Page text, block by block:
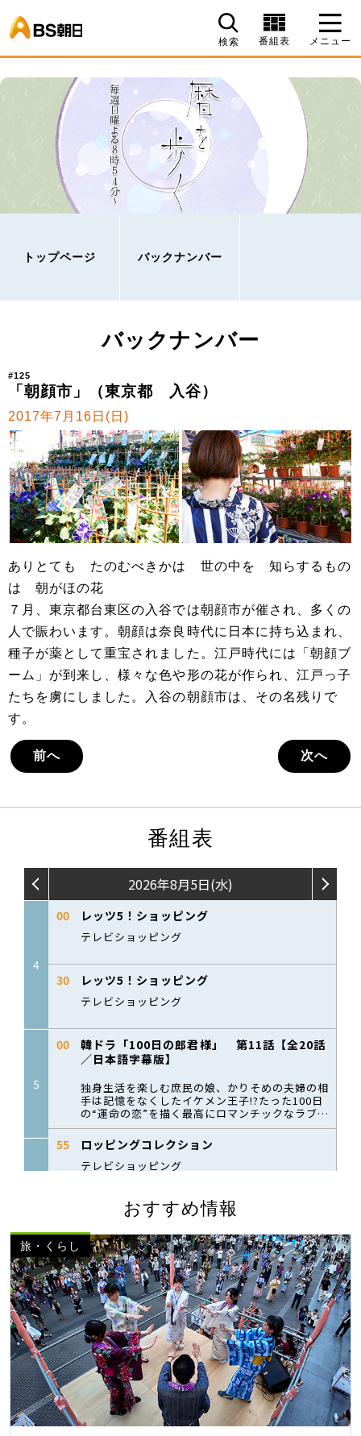
検索 番組表 メニュー
トップページ バックナンバー
バックナンバー
#125
「朝顔市」（東京都 入谷）
2017年7月16日(日)
ありとても たのむべきかは 世の中を 知らするもの
は 朝がほの花
７月、東京都台東区の入谷では朝顔市が催され、多くの
人で賑わいます。朝顔は奈良時代に日本に持ち込まれ、
種子が薬として重宝されました。江戸時代には「朝顔ブ
ーム」が到来し、様々な色や形の花が作られ、江戸っ子
たちを虜にしました。入谷の朝顔市は、その名残りで
す。
前へ 次へ
番組表
おすすめ情報
旅・くらし